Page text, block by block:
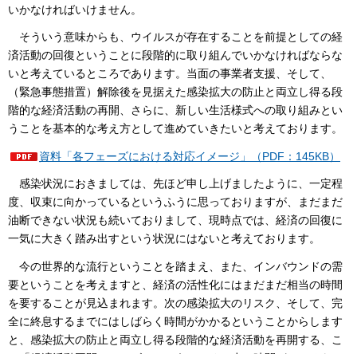
いかなければいけません。
そういう意味からも、ウイルスが存在することを前提としての経
済活動の回復ということに段階的に取り組んでいかなければならな
いと考えているところであります。当面の事業者支援、そして、
（緊急事態措置）解除後を見据えた感染拡大の防止と両立し得る段
階的な経済活動の再開、さらに、新しい生活様式への取り組みとい
うことを基本的な考え方として進めていきたいと考えております。
資料「各フェーズにおける対応イメージ」（PDF：145KB）
感染状況におきましては、先ほど申し上げましたように、一定程
度、収束に向かっているというふうに思っておりますが、まだまだ
油断できない状況も続いておりまして、現時点では、経済の回復に
一気に大きく踏み出すという状況にはないと考えております。
今の世界的な流行ということを踏まえ、また、インバウンドの需
要ということを考えますと、経済の活性化にはまだまだ相当の時間
を要することが見込まれます。次の感染拡大のリスク、そして、完
全に終息するまでにはしばらく時間がかかるということからします
と、感染拡大の防止と両立し得る段階的な経済活動を再開する、こ